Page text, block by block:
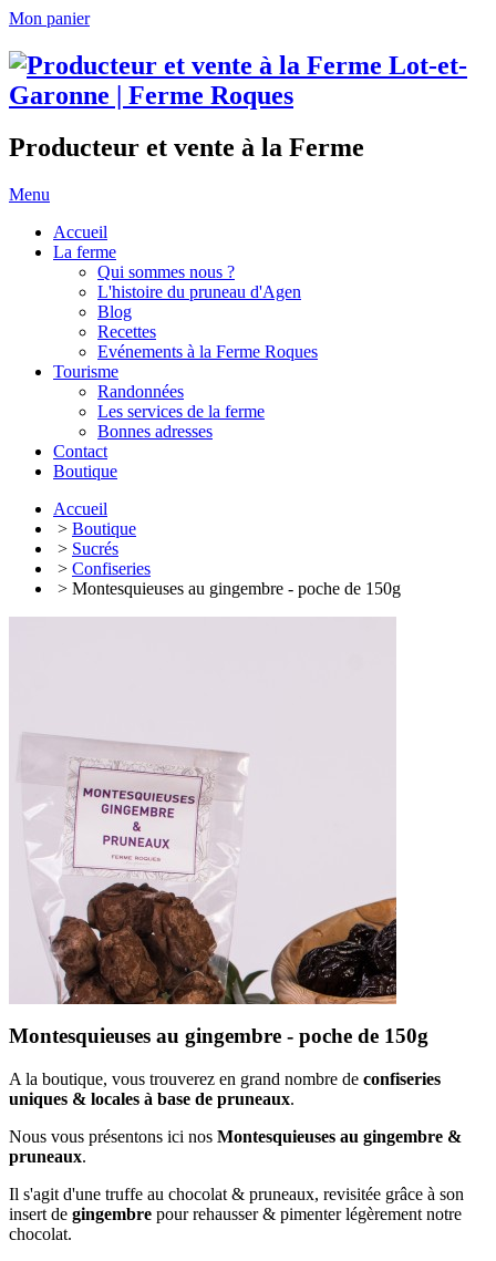
Mon panier
Producteur et vente à la Ferme
Menu
Accueil
La ferme
Qui sommes nous ?
L'histoire du pruneau d'Agen
Blog
Recettes
Evénements à la Ferme Roques
Tourisme
Randonnées
Les services de la ferme
Bonnes adresses
Contact
Boutique
Accueil
> Boutique
> Sucrés
> Confiseries
> Montesquieuses au gingembre - poche de 150g
Montesquieuses au gingembre - poche de 150g
A la boutique, vous trouverez en grand nombre de confiseries
uniques & locales à base de pruneaux.
Nous vous présentons ici nos Montesquieuses au gingembre &
pruneaux.
Il s'agit d'une truffe au chocolat & pruneaux, revisitée grâce à son
insert de gingembre pour rehausser & pimenter légèrement notre
chocolat.